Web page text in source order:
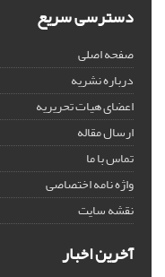
دسترسی سریع
صفحه اصلی
درباره نشریه
اعضای هیات تحریریه
ارسال مقاله
تماس با ما
واژه نامه اختصاصی
نقشه سایت
آخرین اخبار